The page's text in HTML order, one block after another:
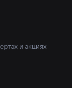
и акциях